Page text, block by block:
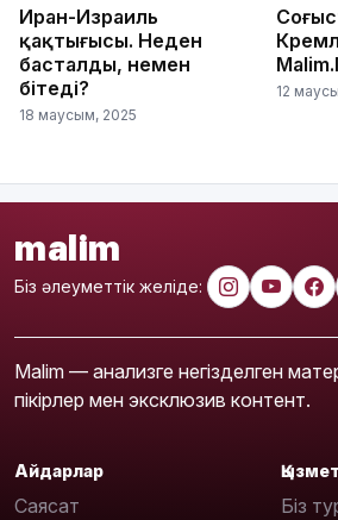
Иран-Израиль
қақтығысы. Неден
басталды, немен
бітеді?
18 маусым, 2025
12
malim
Біз әлеуметтік желіде:
Malim — анализге негізделген
пікірлер мен эксклюзив контент.
Айдарлар
Саясат
Қызмет
Біз